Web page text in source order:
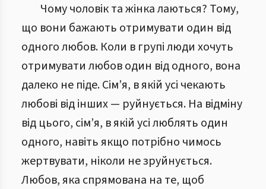
Чому чоловік та жінка лаються? Тому,
що вони бажають отримувати один від
одного любов. Коли в групі люди хочуть
отримувати любов один від одного, вона
далеко не піде. Сім’я, в якій усі чекають
любові від інших — руйнується. На відміну
від цього, сім’я, в якій усі люблять один
одного, навіть якщо потрібно чимось
жертвувати, ніколи не зруйнується.
Любов, яка спрямована на те, щоб